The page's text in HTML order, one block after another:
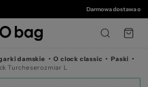
Darmowa dostawa od
damskie O clock classic
Paski
Turcheserozmiar L